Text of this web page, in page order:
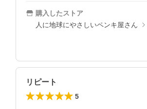
購入したストア
人に地球にやさしいペンキ屋さん
リピート
5